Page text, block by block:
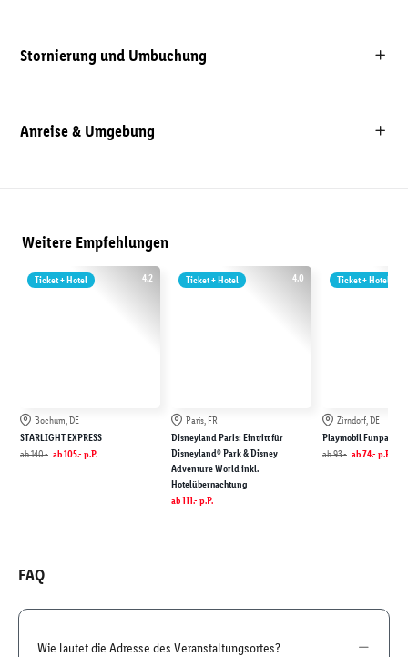
Stornierung und Umbuchung
Anreise & Umgebung
Weitere Empfehlungen
4.2
Ticket + Hotel
Bochum, DE
STARLIGHT EXPRESS
ab140.- ab105.- p.P.
4.0
Ticket + Hotel
Paris, FR
Disneyland Paris: Eintritt für
Disneyland® Park & Disney
Adventure World inkl.
Hotelübernachtung
ab111.- p.P.
Ticket + Hotel
Zirndorf, DE
Playmobil Funpark
ab93.- ab74.- p.P.
FAQ
Wie lautet die Adresse des Veranstaltungsortes?